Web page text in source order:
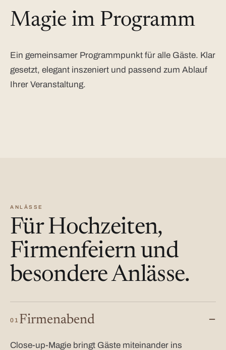
Magie im Programm
Ein gemeinsamer Programmpunkt für alle Gäste. Klar
gesetzt, elegant inszeniert und passend zum Ablauf
Ihrer Veranstaltung.
ANLÄSSE
Für Hochzeiten,
Firmenfeiern und
besondere Anlässe.
01 Firmenabend
Close-up-Magie bringt Gäste miteinander ins